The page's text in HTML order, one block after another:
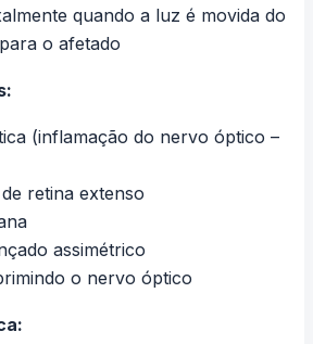
quando a luz é movida do
o afetado
(inflamação do nervo óptico –
retina extenso
assimétrico
o nervo óptico